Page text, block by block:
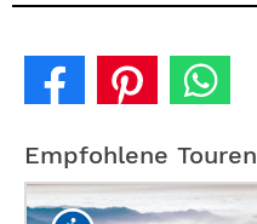
Empfohlene Touren